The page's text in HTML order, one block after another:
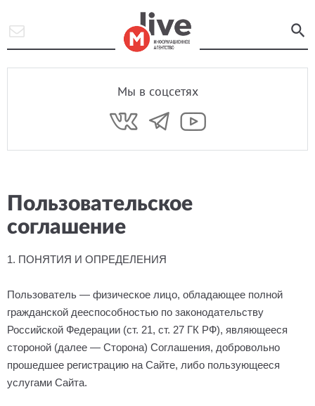
Мы в соцсетях
Пользовательское
соглашение
1. ПОНЯТИЯ И ОПРЕДЕЛЕНИЯ
Пользователь — физическое лицо, обладающее полной
гражданской дееспособностью по законодательству
Российской Федерации (ст. 21, ст. 27 ГК РФ), являющееся
стороной (далее — Сторона) Соглашения, добровольно
прошедшее регистрацию на Сайте, либо пользующееся
услугами Сайта.